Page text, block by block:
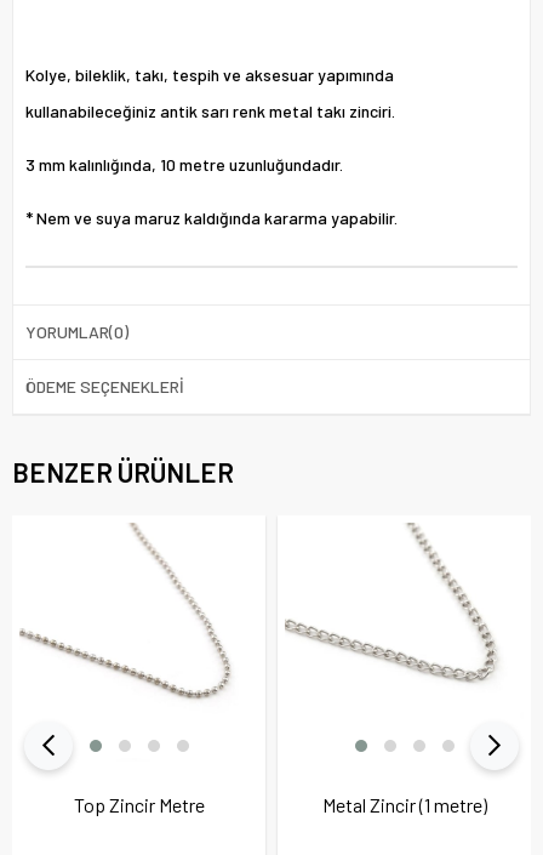
Kolye, bileklik, takı, tespih ve aksesuar yapımında
kullanabileceğiniz antik sarı renk metal takı zinciri.
3 mm kalınlığında, 10 metre uzunluğundadır.
* Nem ve suya maruz kaldığında kararma yapabilir.
YORUMLAR(0)
ÖDEME SEÇENEKLERI
BENZER ÜRÜNLER
Top Zincir Metre Metal Zincir (1 metre)